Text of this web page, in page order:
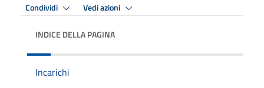
Condividi Vedi azioni
INDICE DELLA PAGINA
Incarichi